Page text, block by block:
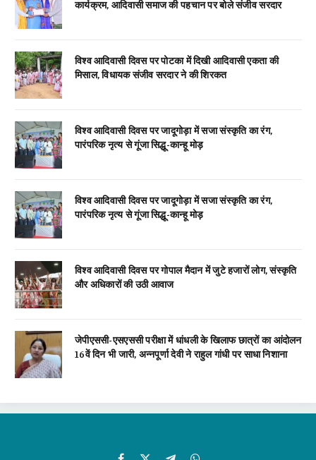
कार्यक्रम, आदिवासी समाज की पहचान पर बोले संजीव सरदार
विश्व आदिवासी दिवस पर पोटका में दिखी आदिवासी एकता की
मिसाल, विधायक संजीव सरदार ने की शिरकत
विश्व आदिवासी दिवस पर जादूगोड़ा में सजा संस्कृति का रंग,
पारंपरिक नृत्य से गूंजा सिद्धू-कान्हू मोड़
विश्व आदिवासी दिवस पर जादूगोड़ा में सजा संस्कृति का रंग,
पारंपरिक नृत्य से गूंजा सिद्धू-कान्हू मोड़
विश्व आदिवासी दिवस पर गोपाल मैदान में जुटे हजारों लोग, संस्कृति
और अधिकारों की उठी आवाज
जेपीएससी-एसएससी परीक्षा में धांधली के खिलाफ छात्रों का आंदोलन
16वें दिन भी जारी, अन्नपूर्णा देवी ने राहुल गांधी पर साधा निशाना